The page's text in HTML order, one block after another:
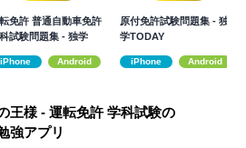
免許 普通自動車免許
試験問題集 - 独学
iPhone Android
原付免許試験問題集 - 独
学TODAY
iPhone Android
王様 - 運転免許 学科試験の
強アプリ